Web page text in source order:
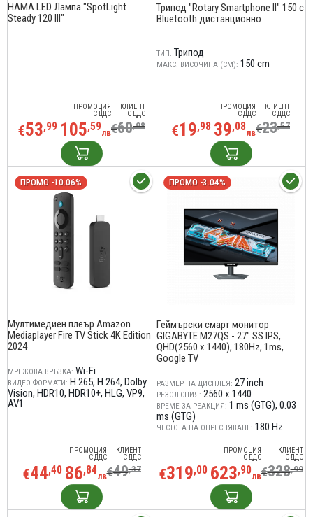
HAMA LED Лампа "SpotLight
Steady 120 III"
ПРОМОЦИЯ
С ДДС
€53,99 105,59лв
КЛИЕНТ
С ДДС
€60,98
Трипод "Rotary Smartphone II" 150 с
Bluetooth дистанционно
ТИП: Трипод
МАКС. ВИСОЧИНА (CM): 150 cm
ПРОМОЦИЯ
С ДДС
€19,98 39,08лв
КЛИЕНТ
С ДДС
€23,57
ПРОМО -10.06%
Мултимедиен плеър Amazon
Mediaplayer Fire TV Stick 4K Edition
2024
МРЕЖОВА ВРЪЗКА: Wi-Fi
ВИДЕО ФОРМАТИ: H.265 H.264 Dolby
Vision HDR10 HDR10+ HLG VP9
AV1
ПРОМОЦИЯ
С ДДС
€44,40 86,84лв
КЛИЕНТ
С ДДС
€49,37
ПРОМО -3.04%
Геймърски смарт монитор
GIGABYTE M27QS - 27" SS IPS,
QHD(2560 x 1440), 180Hz, 1ms,
Google TV
РАЗМЕР НА ДИСПЛЕЯ: 27 inch
РЕЗОЛЮЦИЯ: 2560 x 1440
ВРЕМЕ ЗА РЕАКЦИЯ: 1 ms (GTG)‎ 0.03
ms (GTG)
ЧЕСТОТА НА ОПРЕСНЯВАНЕ: 180 Hz
ПРОМОЦИЯ
С ДДС
€319,00 623,90лв
КЛИЕНТ
С ДДС
€328,99